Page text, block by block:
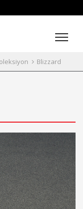
Blizzard